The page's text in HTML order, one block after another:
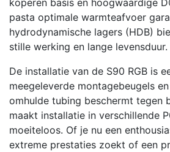
koperen basis en hoogwaardige
pasta optimale warmteafvoer
hydrodynamische lagers (HDB)
stille werking en lange levensduur.
De installatie van de S90 RGB is
meegeleverde montagebeugels
omhulde tubing beschermt tegen
maakt installatie in verschillende
moeiteloos. Of je nu een
extreme prestaties zoekt of een